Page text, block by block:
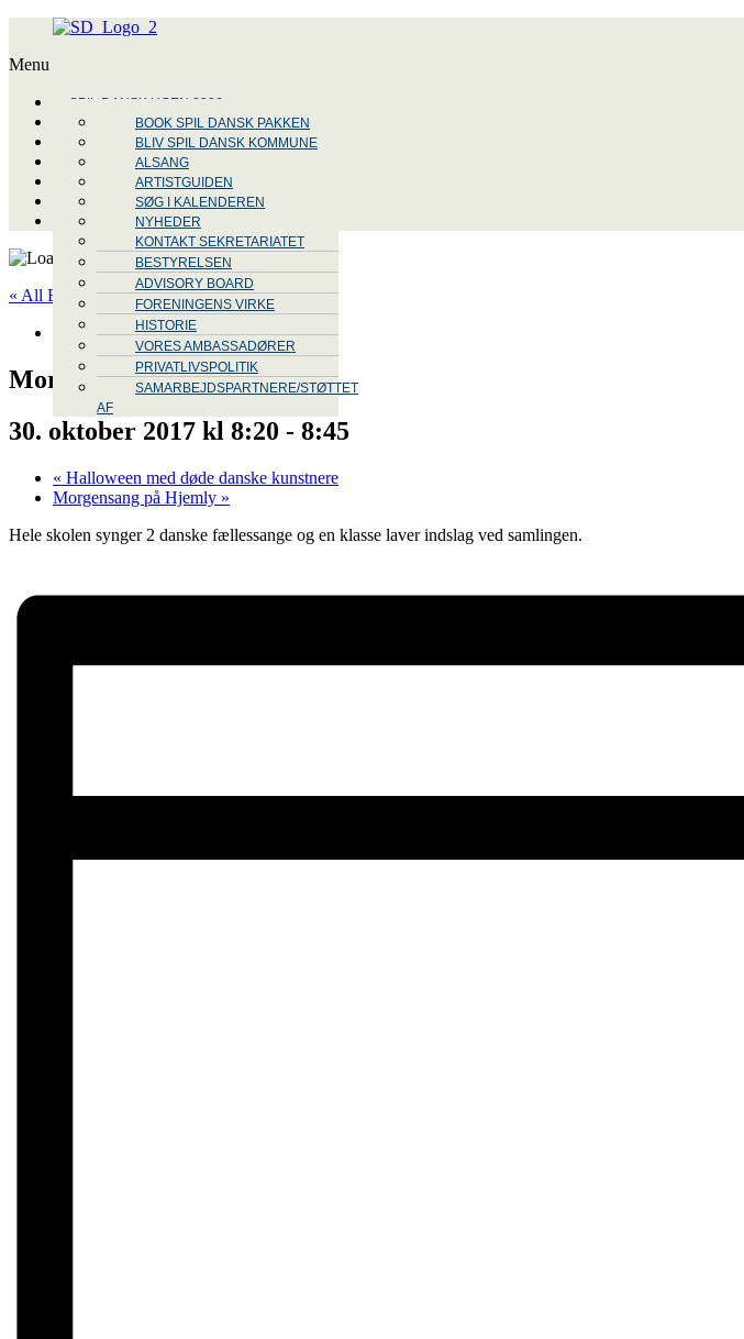
Menu
SPIL DANSK UGEN 2026
BOOK SPIL DANSK PAKKEN
SPIL DANSK UGEN 2026
10 FAKTA OM SPIL DANSK
SPIL DANSK TEKST OG
BLIV SPIL DANSK KOMMUNE
BLIV SPIL DANSK KOMMUNE
KOMMUNEGUIDEN
SPIL DANSK KOMMUNER
GENNEM ÅRENE
OPRET JERES
STYREGRUPPE
SPIL DANSK PROJEKTER
ALSANG
SPIL DANSK LIVE
VORES ARTISTER
ARTISTGUIDEN
VORES SPIL DANSK
ARTISTER
LOG IND SPIL DANSK
ARTISTER
TILMELDING SPIL DANSK
ARTISTER
SPIL DANSK KALENDEREN
SØG I KALENDEREN
OPRET ARRANGEMENTER
TEKNISK SUPPORT
NYHEDER OG PRESSE
NYHEDER
SPIL DANSK LOGO
PRESSEFOTOS
OM SPIL DANSK
KONTAKT SEKRETARIATET
BESTYRELSEN
ADVISORY BOARD
FORENINGENS VIRKE
HISTORIE
VORES AMBASSADØRER
PRIVATLIVSPOLITIK
SAMARBEJDSPARTNERE/STØTTET
AF
« All Events
This event has passed.
Morgensamling
30. oktober 2017 kl 8:20 - 8:45
« Halloween med døde danske kunstnere
Morgensang på Hjemly »
Hele skolen synger 2 danske fællessange og en klasse laver indslag ved samlingen.